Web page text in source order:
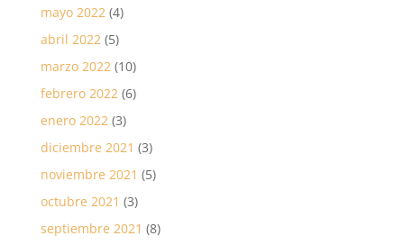
mayo 2022 (4)
abril 2022 (5)
marzo 2022 (10)
febrero 2022 (6)
enero 2022 (3)
diciembre 2021 (3)
noviembre 2021 (5)
octubre 2021 (3)
septiembre 2021 (8)